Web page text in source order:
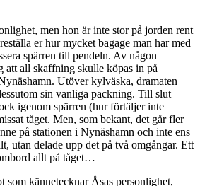
men hon är inte stor på jorden rent
er hur mycket bagage man har med
spärren till pendeln. Av någon
att all skaffning skulle köpas in på
Utöver kylväska, dramaten
sin vanliga packning. Till slut
igenom spärren (hur förtäljer inte
tåget. Men, som bekant, det går fler
på stationen i Nynäshamn och inte ens
utan delade upp det på två omgångar. Ett
allt på tåget…
som kännetecknar Åsas personlighet,